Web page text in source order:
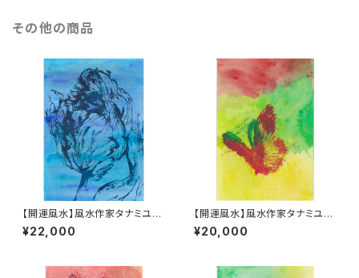
その他の商品
【開運風水】風水作家タナミユキ
の開運風水占い付き #017
¥22,000
【開運風水】風水作家タナミユキ
の開運風水占い付き #005
¥20,000